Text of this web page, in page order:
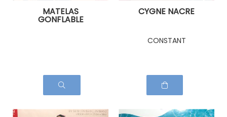
MATELAS
GONFLABLE
CYGNE NACRE
CONSTANT